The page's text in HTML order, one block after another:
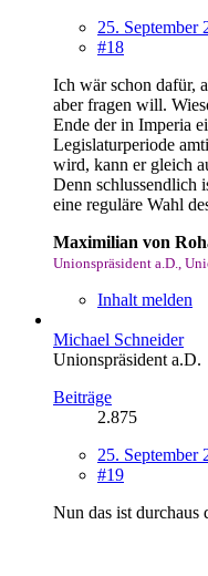
25. September
#18
Ich wär schon dafür,
aber fragen will.
Ende der in Imperia
Legislaturperiode
wird, kann er gleich
Denn schlussendlich
eine reguläre Wahl
Maximilian von
Unionspräsident a.D.,
Inhalt melden
Michael Schneider
Unionspräsident a.D.
Beiträge
2.875
25. September
#19
Nun das ist durchaus